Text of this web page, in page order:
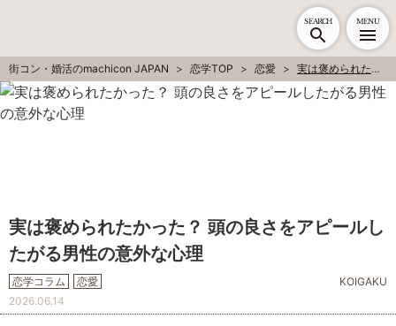
SEARCH MENU
街コン・婚活のmachicon JAPAN 恋学TOP 恋愛 実は褒められたかった？ 頭の良さをアピールしたがる男性の意外な心理
実は褒められたかった？ 頭の良さをアピールし
たがる男性の意外な心理
恋学コラム 恋愛
KOIGAKU
2026.06.14